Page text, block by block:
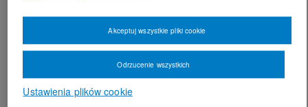
Ustawienia plików cookie
Odrzucenie wszystkich
Akceptuj wszystkie pliki cookie